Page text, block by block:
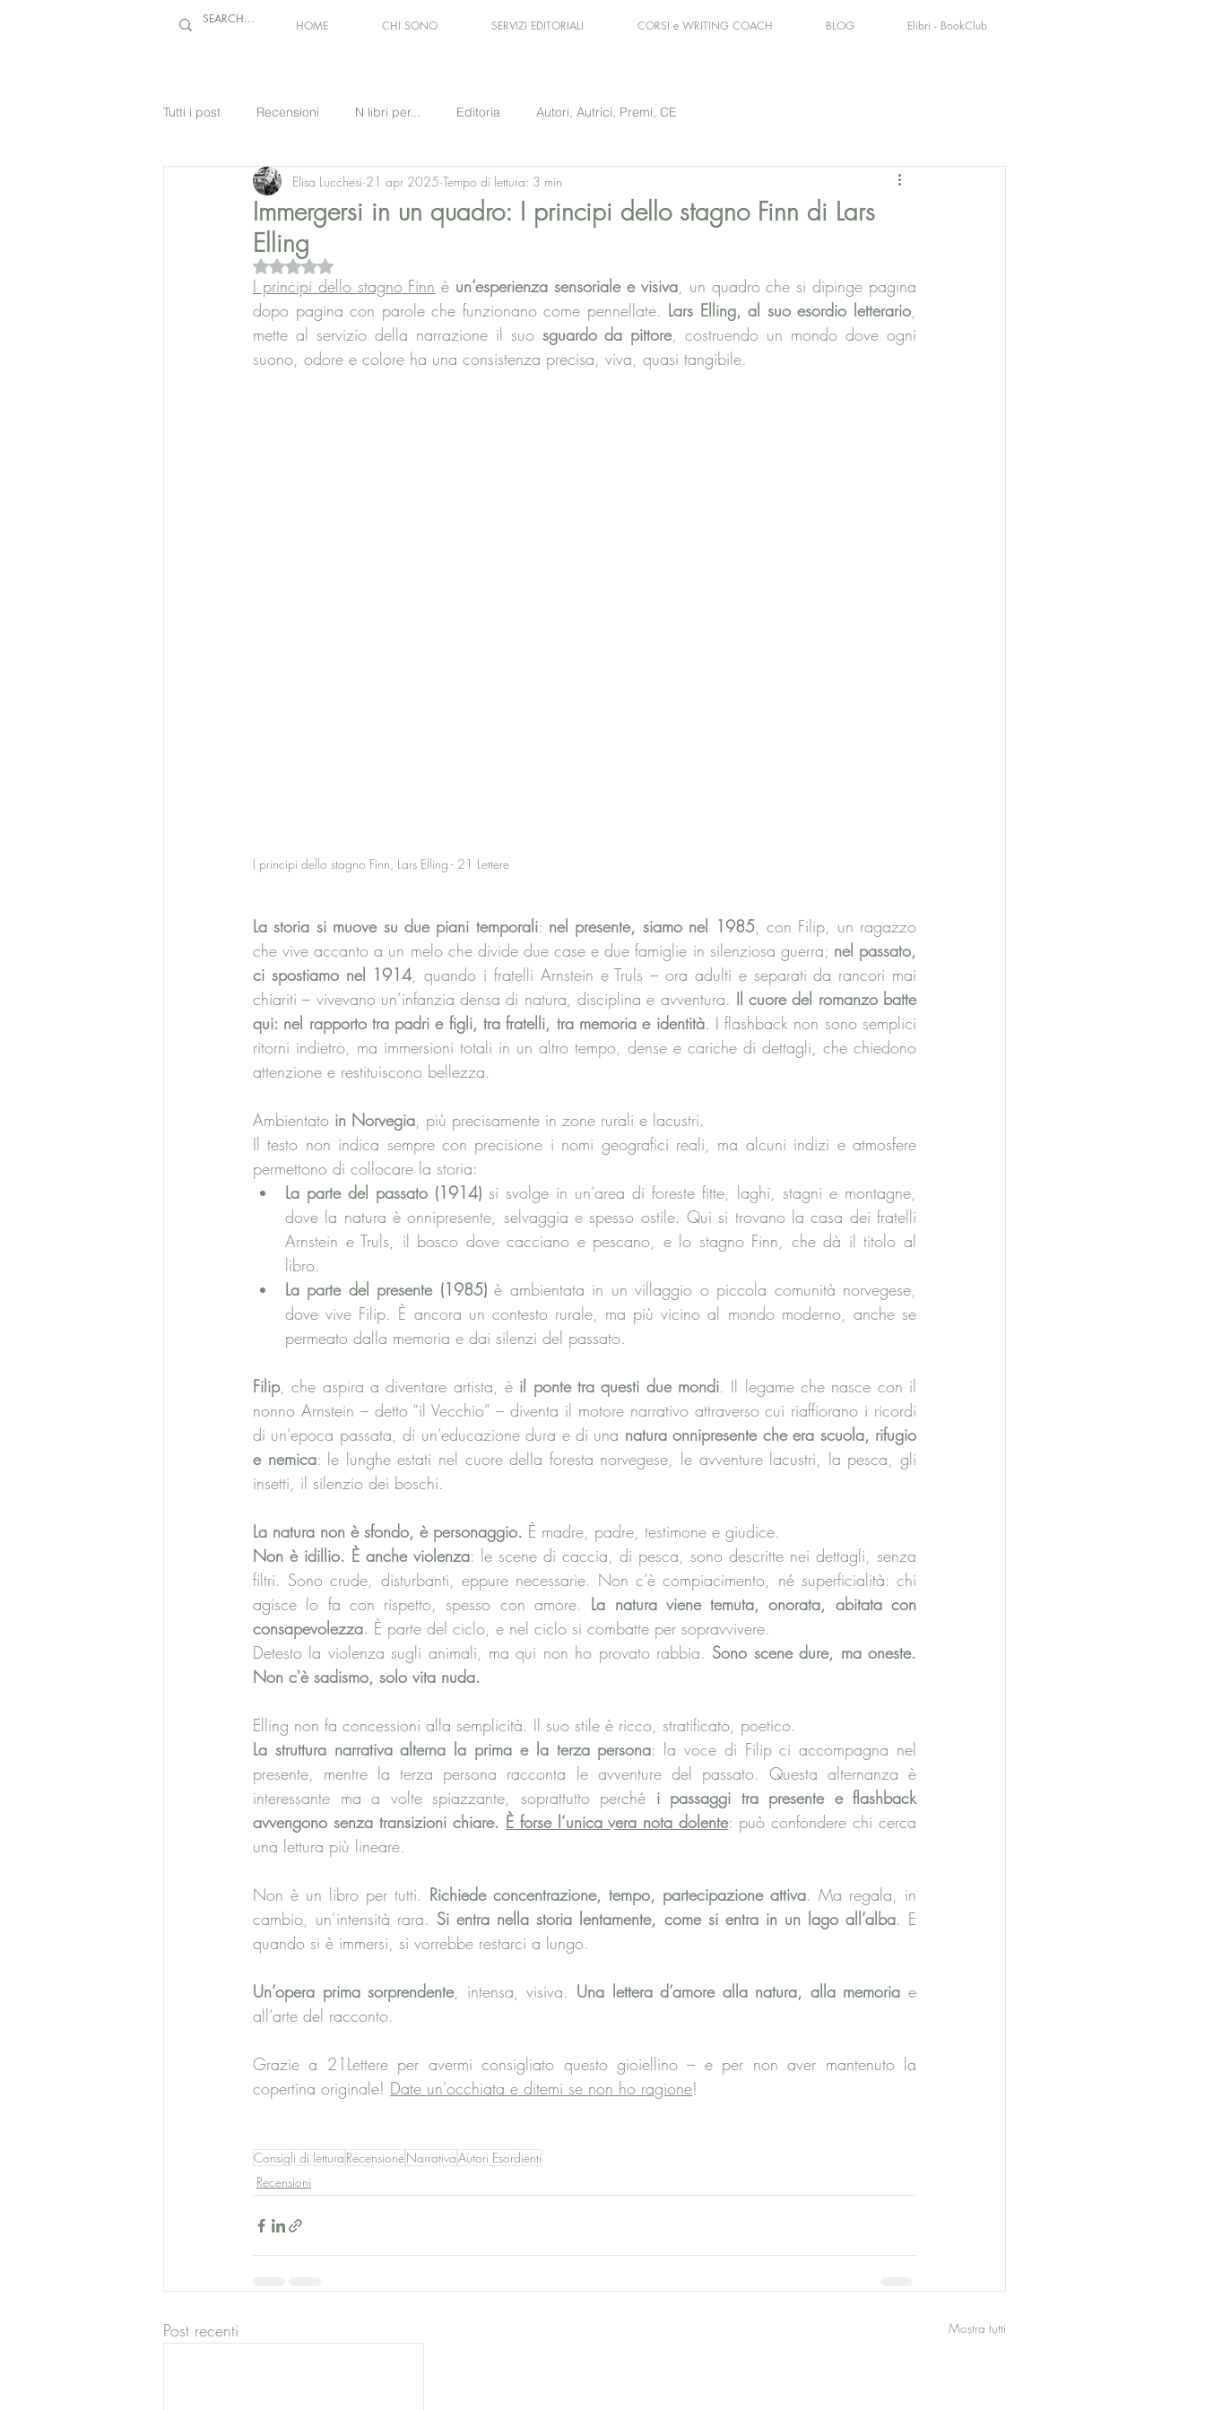
HOME CHI SONO SERVIZI EDITORIALI CORSI e WRITING COACH BLOG Elibri - BookClub
Tutti i post Recensioni N libri per... Editoria Autori, Autrici, Premi, CE
Immergersi in un quadro: I principi dello stagno Finn di Lars
Elling
Elisa Lucchesi 21 apr 2025 Tempo di lettura: 3 min
Valutazione NaN stelle su 5.
I principi dello stagno Finn è un’esperienza sensoriale e visiva, un quadro che si dipinge pagina
dopo pagina con parole che funzionano come pennellate. Lars Elling, al suo esordio letterario,
mette al servizio della narrazione il suo sguardo da pittore, costruendo un mondo dove ogni
suono, odore e colore ha una consistenza precisa, viva, quasi tangibile.
I principi dello stagno Finn, Lars Elling - 21 Lettere
La storia si muove su due piani temporali: nel presente, siamo nel 1985, con Filip, un ragazzo
che vive accanto a un melo che divide due case e due famiglie in silenziosa guerra; nel passato,
ci spostiamo nel 1914, quando i fratelli Arnstein e Truls – ora adulti e separati da rancori mai
chiariti – vivevano un’infanzia densa di natura, disciplina e avventura. Il cuore del romanzo batte
qui: nel rapporto tra padri e figli, tra fratelli, tra memoria e identità. I flashback non sono semplici
ritorni indietro, ma immersioni totali in un altro tempo, dense e cariche di dettagli, che chiedono
attenzione e restituiscono bellezza.
Ambientato in Norvegia, più precisamente in zone rurali e lacustri.
Il testo non indica sempre con precisione i nomi geografici reali, ma alcuni indizi e atmosfere
permettono di collocare la storia:
La parte del passato (1914) si svolge in un’area di foreste fitte, laghi, stagni e montagne,
dove la natura è onnipresente, selvaggia e spesso ostile. Qui si trovano la casa dei fratelli
Arnstein e Truls, il bosco dove cacciano e pescano, e lo stagno Finn, che dà il titolo al
libro.
La parte del presente (1985) è ambientata in un villaggio o piccola comunità norvegese,
dove vive Filip. È ancora un contesto rurale, ma più vicino al mondo moderno, anche se
permeato dalla memoria e dai silenzi del passato.
Filip, che aspira a diventare artista, è il ponte tra questi due mondi. Il legame che nasce con il
nonno Arnstein – detto “il Vecchio” – diventa il motore narrativo attraverso cui riaffiorano i ricordi
di un’epoca passata, di un’educazione dura e di una natura onnipresente che era scuola, rifugio
e nemica: le lunghe estati nel cuore della foresta norvegese, le avventure lacustri, la pesca, gli
insetti, il silenzio dei boschi.
La natura non è sfondo, è personaggio. È madre, padre, testimone e giudice.
Non è idillio. È anche violenza: le scene di caccia, di pesca, sono descritte nei dettagli, senza
filtri. Sono crude, disturbanti, eppure necessarie. Non c’è compiacimento, né superficialità: chi
agisce lo fa con rispetto, spesso con amore. La natura viene temuta, onorata, abitata con
consapevolezza. È parte del ciclo, e nel ciclo si combatte per sopravvivere.
Detesto la violenza sugli animali, ma qui non ho provato rabbia. Sono scene dure, ma oneste.
Non c'è sadismo, solo vita nuda.
Elling non fa concessioni alla semplicità. Il suo stile è ricco, stratificato, poetico.
La struttura narrativa alterna la prima e la terza persona: la voce di Filip ci accompagna nel
presente, mentre la terza persona racconta le avventure del passato. Questa alternanza è
interessante ma a volte spiazzante, soprattutto perché i passaggi tra presente e flashback
avvengono senza transizioni chiare. È forse l’unica vera nota dolente: può confondere chi cerca
una lettura più lineare.
Non è un libro per tutti. Richiede concentrazione, tempo, partecipazione attiva. Ma regala, in
cambio, un’intensità rara. Si entra nella storia lentamente, come si entra in un lago all’alba. E
quando si è immersi, si vorrebbe restarci a lungo.
Un’opera prima sorprendente, intensa, visiva. Una lettera d’amore alla natura, alla memoria e
all’arte del racconto.
Grazie a 21Lettere per avermi consigliato questo gioiellino – e per non aver mantenuto la
copertina originale! Date un'occhiata e ditemi se non ho ragione!
Consigli di lettura RecensioneNarrativaAutori Esordienti
Recensioni
Post recenti Mostra tutti